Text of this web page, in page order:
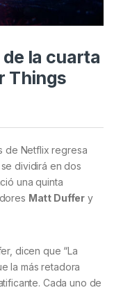
la cuarta
Things
de Netflix regresa
dividirá en dos
una quinta
Matt Duffer y
dicen que “La
la más retadora
Cada uno de